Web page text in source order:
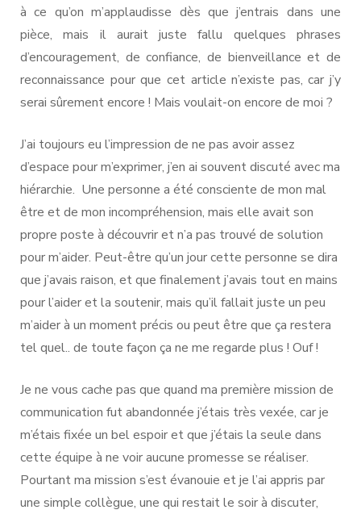
à ce qu’on m’applaudisse dès que j’entrais dans une
pièce, mais il aurait juste fallu quelques phrases
d’encouragement, de confiance, de bienveillance et de
reconnaissance pour que cet article n’existe pas, car j’y
serai sûrement encore ! Mais voulait-on encore de moi ?
J’ai toujours eu l’impression de ne pas avoir assez
d’espace pour m’exprimer, j’en ai souvent discuté avec ma
hiérarchie. Une personne a été consciente de mon mal
être et de mon incompréhension, mais elle avait son
propre poste à découvrir et n’a pas trouvé de solution
pour m’aider. Peut-être qu’un jour cette personne se dira
que j’avais raison, et que finalement j’avais tout en mains
pour l’aider et la soutenir, mais qu’il fallait juste un peu
m’aider à un moment précis ou peut être que ça restera
tel quel.. de toute façon ça ne me regarde plus ! Ouf !
Je ne vous cache pas que quand ma première mission de
communication fut abandonnée j’étais très vexée, car je
m’étais fixée un bel espoir et que j’étais la seule dans
cette équipe à ne voir aucune promesse se réaliser.
Pourtant ma mission s’est évanouie et je l’ai appris par
une simple collègue, une qui restait le soir à discuter,